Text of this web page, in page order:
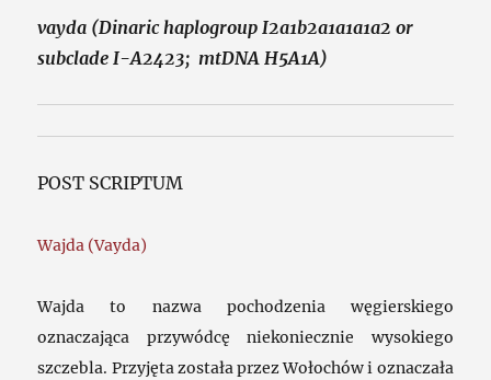
vayda (Dinaric haplogroup I2a1b2a1a1a1a2 or
subclade I-A2423; mtDNA H5A1A)
POST SCRIPTUM
Wajda (Vayda)
Wajda to nazwa pochodzenia węgierskiego
oznaczająca przywódcę niekoniecznie wysokiego
szczebla. Przyjęta została przez Wołochów i oznaczała